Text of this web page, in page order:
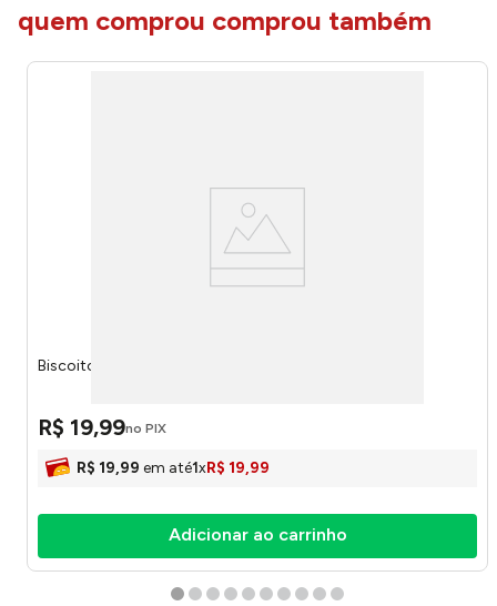
quem comprou comprou também
Biscoito Princesa Original Sortido 200g 6524 - Vieira
R$ 19,99no PIX
R$ 19,99 em até1xR$ 19,99
Adicionar ao carrinho